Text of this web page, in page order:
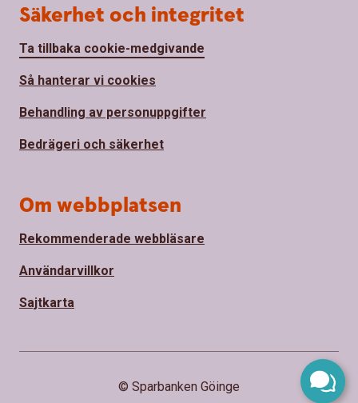
Säkerhet och integritet
Ta tillbaka cookie-medgivande
Så hanterar vi cookies
Behandling av personuppgifter
Bedrägeri och säkerhet
Om webbplatsen
Rekommenderade webbläsare
Användarvillkor
Sajtkarta
© Sparbanken Göinge